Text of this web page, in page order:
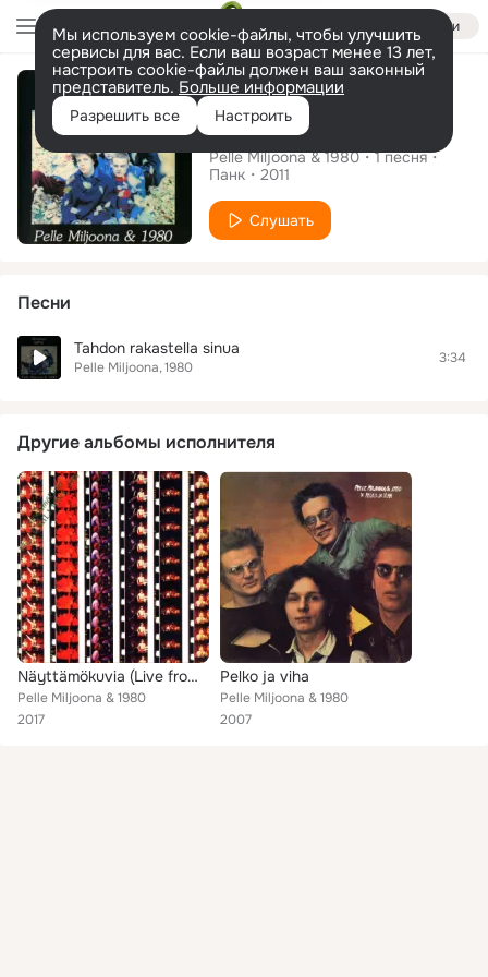
Войти
Мы используем cookie-файлы, чтобы улучшить
сервисы для вас. Если ваш возраст менее 13 лет,
настроить cookie-файлы должен ваш законный
представитель. Больше информации
Разрешить все Настроить
Альбом
Viimeinen syksy
Pelle Miljoona & 1980 1песня
Панк
2011
Слушать
Песни
Tahdon rakastella sinua
Pelle Miljoona 1980
3:34
Другие альбомы исполнителя
Näyttämökuvia (Live from Tavastia, Finland / December 1979)
Pelle Miljoona & 1980
2017
Pelko ja viha
Pelle Miljoona & 1980
2007